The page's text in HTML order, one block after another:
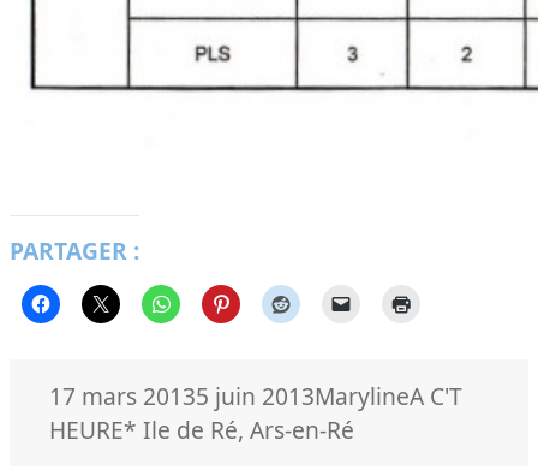
PARTAGER :
Publié
le
17 mars 20135 juin 2013Auteur
MarylineCatégories
A C'T
HEUREMots-
* Ile de Ré,Ars-en-Ré